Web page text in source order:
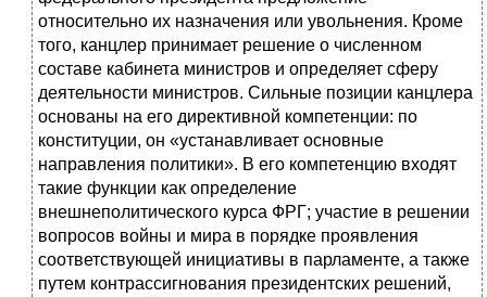
относительно их назначения или увольнения. Кроме
того, канцлер принимает решение о численном
составе кабинета министров и оп­ределяет сферу
деятельности министров. Сильные позиции канцлера
осно­ваны на его директивной компетенции: по
конституции, он «устанавливает основные
направления политики». В его компетенцию входят
такие функции как определение
внешнеполитического курса ФРГ; участие в решении
вопро­сов войны и мира в порядке проявления
соответствующей инициативы в пар­ламенте, а также
путем контрассигнования президентских решений,